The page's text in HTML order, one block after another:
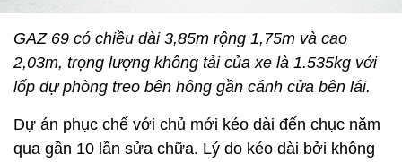
GAZ 69 có chiều dài 3,85m rộng 1,75m và cao
2,03m, trọng lượng không tải của xe là 1.535kg với
lốp dự phòng treo bên hông gần cánh cửa bên lái.
Dự án phục chế với chủ mới kéo dài đến chục năm
qua gần 10 lần sửa chữa. Lý do kéo dài bởi không